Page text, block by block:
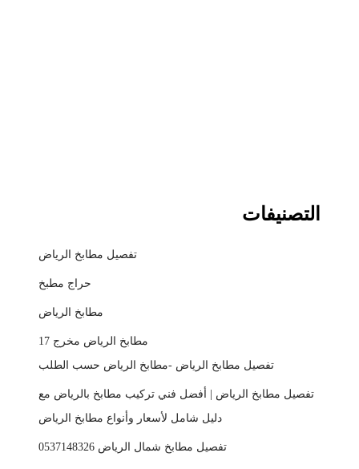
التصنيفات
تفصيل مطابخ الرياض
حراج مطبخ
مطابخ الرياض
مطابخ الرياض مخرج 17
تفصيل مطابخ الرياض -مطابخ الرياض حسب الطلب
تفصيل مطابخ الرياض | أفضل فني تركيب مطابخ بالرياض مع
دليل شامل لأسعار وأنواع مطابخ الرياض
تفصيل مطابخ شمال الرياض 0537148326